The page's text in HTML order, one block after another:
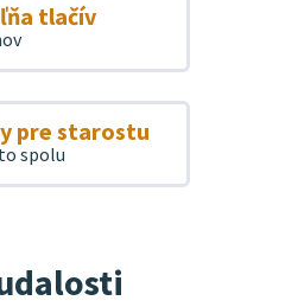
tlačív
pre starostu
spolu